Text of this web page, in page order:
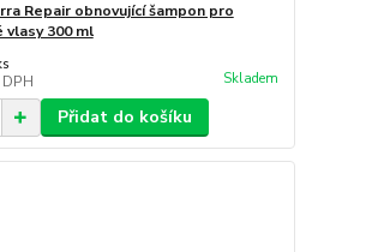
Repair obnovující šampon pro
vlasy 300 ml
Skladem
Přidat do košíku